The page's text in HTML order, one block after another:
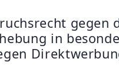
gegen
in